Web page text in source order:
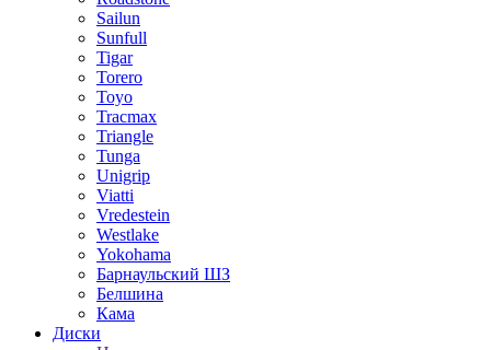
Sailun
Sunfull
Tigar
Torero
Toyo
Tracmax
Triangle
Tunga
Unigrip
Viatti
Vredestein
Westlake
Yokohama
Барнаульский ШЗ
Белшина
Кама
Диски